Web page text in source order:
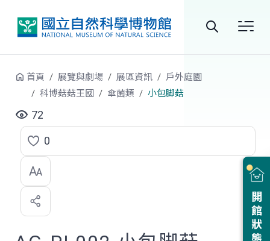
開館狀態
首頁 展覽與劇場 展區資訊
戶外庭園
科博菇菇王國
傘菌類 小包脚菇
72
點
選
喜
歡
0